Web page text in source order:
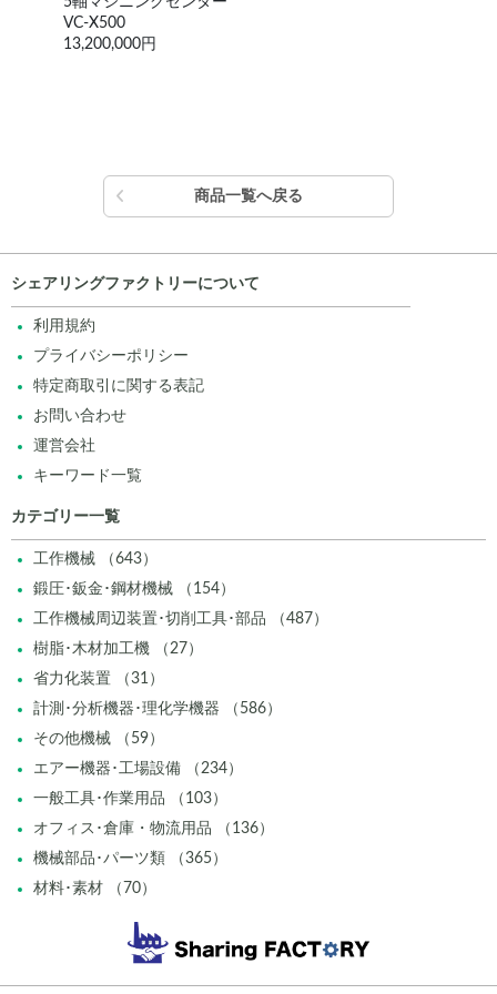
商品一覧へ戻る
シェアリングファクトリーについて
利用規約
プライバシーポリシー
特定商取引に関する表記
お問い合わせ
運営会社
キーワード一覧
カテゴリー一覧
工作機械 （643）
鍛圧･鈑金･鋼材機械 （154）
工作機械周辺装置･切削工具･部品 （487）
樹脂･木材加工機 （27）
省力化装置 （31）
計測･分析機器･理化学機器 （586）
その他機械 （59）
エアー機器･工場設備 （234）
一般工具･作業用品 （103）
オフィス･倉庫・物流用品 （136）
機械部品･パーツ類 （365）
材料･素材 （70）